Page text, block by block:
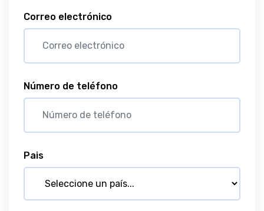
Correo electrónico
Número de teléfono
Pais